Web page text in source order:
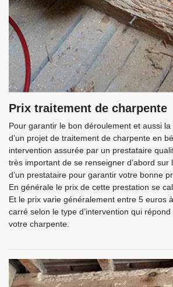
Prix traitement de charpente
Pour garantir le bon déroulement et aussi
d’un projet de traitement de charpente en
intervention assurée par un prestataire
très important de se renseigner d’abord sur
d’un prestataire pour garantir votre bonne
En générale le prix de cette prestation se
Et le prix varie généralement entre 5 euros
carré selon le type d’intervention qui répond
votre charpente.